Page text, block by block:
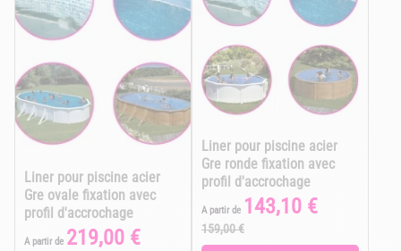
Liner pour piscine acier
Gre ovale fixation avec
profil d'accrochage
A partir de Prix
219,00 €
Liner pour piscine acier
Gre ronde fixation avec
profil d'accrochage
A partir de Prix
143,10 €Prix
base
159,00 €